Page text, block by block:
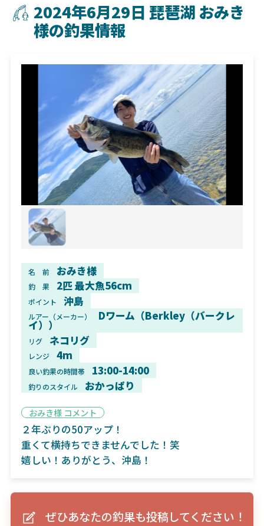
2024年6月29日 琵琶湖 おみき
様の釣果情報
名 前 おみき様
釣 果 2匹 最大魚56cm
ポイント 沖島
ルアー（メーカー） Dワーム（Berkley（バークレ
イ））
リグ ネコリグ
レンジ 4m
良い釣果の時間帯 13:00-14:00
釣りのスタイル おかっぱり
おみき様 コメント
２年ぶりの50アップ！
重くて横持ちできませんでした！笑
嬉しい！ありがとう、沖島！
ぜひあなたの釣果も投稿してください！